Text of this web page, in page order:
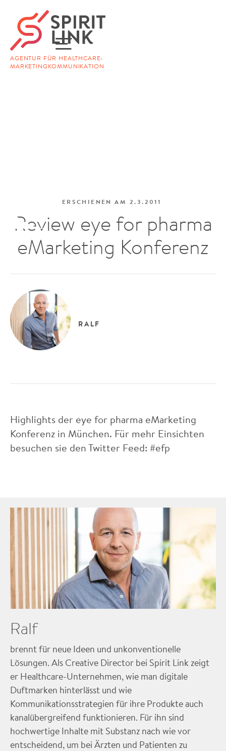
AGENTUR FÜR HEALTHCARE-
MARKETINGKOMMUNIKATION
ERSCHIENEN AM 2.3.2011
Review eye for pharma
eMarketing Konferenz
RALF
Highlights der eye for pharma eMarketing
Konferenz in München. Für mehr Einsichten
besuchen sie den Twitter Feed: #efp
Ralf
brennt für neue Ideen und unkonventionelle
Lösungen. Als Creative Director bei Spirit Link zeigt
er Healthcare-Unternehmen, wie man digitale
Duftmarken hinterlässt und wie
Kommunikationsstrategien für ihre Produkte auch
kanalübergreifend funktionieren. Für ihn sind
hochwertige Inhalte mit Substanz nach wie vor
entscheidend, um bei Ärzten und Patienten zu